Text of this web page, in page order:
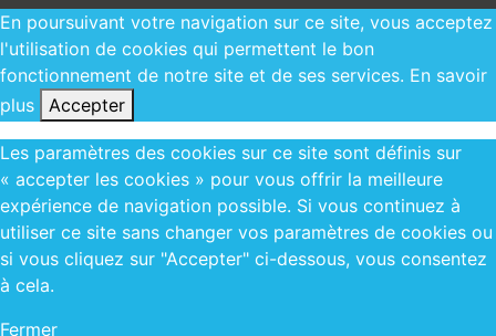
En poursuivant votre navigation sur ce site, vous acceptez
l'utilisation de cookies qui permettent le bon
fonctionnement de notre site et de ses services. En savoir
plus
Accepter
Les paramètres des cookies sur ce site sont définis sur
« accepter les cookies » pour vous offrir la meilleure
expérience de navigation possible. Si vous continuez à
utiliser ce site sans changer vos paramètres de cookies ou
si vous cliquez sur "Accepter" ci-dessous, vous consentez
à cela.
Fermer